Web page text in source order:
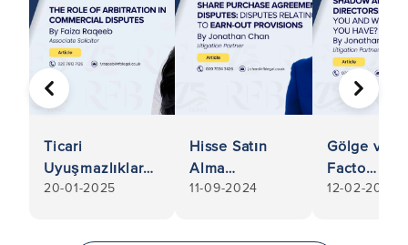
Ticari
Uyuşmazlıklarda
Tahkimin Rolü
20-01-2025
Hisse Satın
Alma
Sözleşmesi
11-09-2024
Gölge ve
Facto
Yöneticiler:
12-02-2025
ÖNCEKI